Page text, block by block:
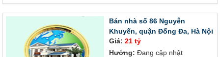
Bán nhà số 86 Nguyễn
Khuyến, quận Đống Đa, Hà Nội
Giá: 21 tỷ
Hướng: Đang cập nhật